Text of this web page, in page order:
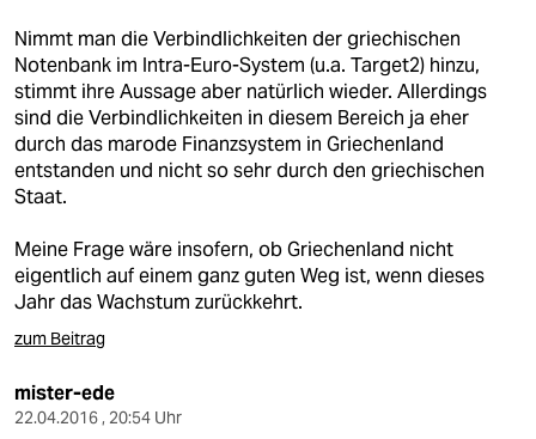
Nimmt man die Verbindlichkeiten der griechischen
Notenbank im Intra-Euro-System (u.a. Target2) hinzu,
stimmt ihre Aussage aber natürlich wieder. Allerdings
sind die Verbindlichkeiten in diesem Bereich ja eher
durch das marode Finanzsystem in Griechenland
entstanden und nicht so sehr durch den griechischen
Staat.
Meine Frage wäre insofern, ob Griechenland nicht
eigentlich auf einem ganz guten Weg ist, wenn dieses
Jahr das Wachstum zurückkehrt.
zum Beitrag
mister-ede
22.04.2016 , 20:54 Uhr